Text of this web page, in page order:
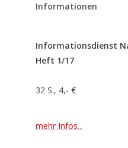
Informationen
Informationsdienst
Heft 1/17
32 S., 4,- €
mehr Infos...